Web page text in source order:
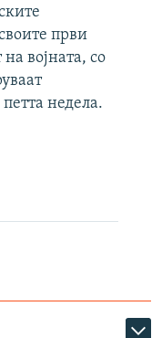
први
војната, со
петта недела.